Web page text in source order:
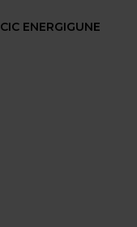
CIC ENERGIGUNE